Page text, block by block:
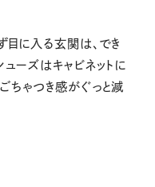
目に入る玄関は、でき
ューズはキャビネットに
ちゃつき感がぐっと減